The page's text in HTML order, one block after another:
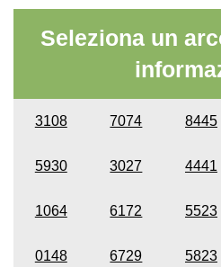
Seleziona un
3108 7074 8445
5930 3027 4441
1064 6172 5523
0148 6729 5823